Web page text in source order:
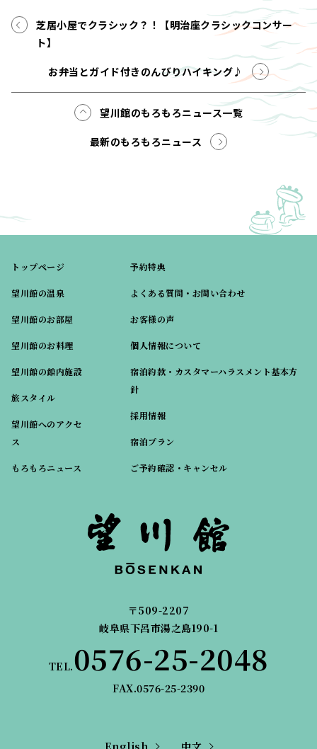
芝居小屋でクラシック？！【明治座クラシックコンサー
ト】
お弁当とガイド付きのんびりハイキング♪
望川館のもろもろニュース一覧
最新のもろもろニュース
トップページ
望川館の温泉
望川館のお部屋
望川館のお料理
望川館の館内施設
旅スタイル
望川館へのアクセ
ス
もろもろニュース
予約特典
よくある質問・お問い合わせ
お客様の声
個人情報について
宿泊約款・カスタマーハラスメント基本方
針
採用情報
宿泊プラン
ご予約確認・キャンセル
〒509-2207
岐阜県下呂市湯之島190-1
TEL.0576-25-2048
FAX.0576-25-2390